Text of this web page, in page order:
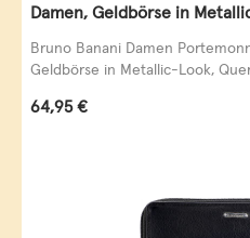
Damen, Geldbörse in
Leder, schwarz-gold
Bruno Banani Damen
Geldbörse in Metallic-Look,
Regulärer Preis:
64,95 €